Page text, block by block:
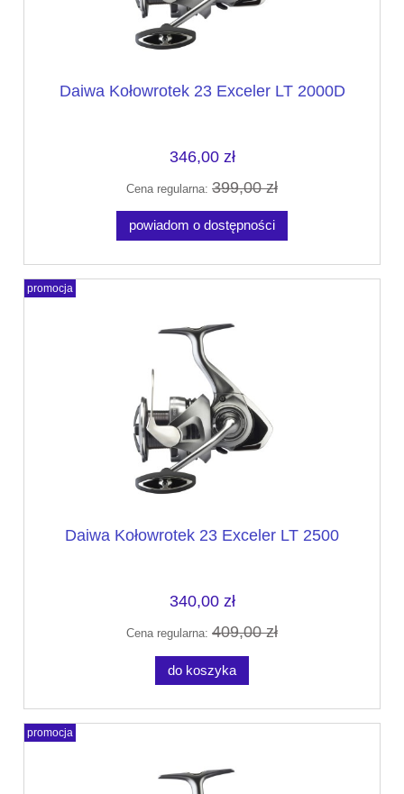
Daiwa Kołowrotek 23 Exceler LT 2000D
346,00 zł
Cena regularna: 399,00 zł
powiadom o dostępności
Daiwa Kołowrotek 23 Exceler LT 2500
340,00 zł
Cena regularna: 409,00 zł
do koszyka
promocja
promocja